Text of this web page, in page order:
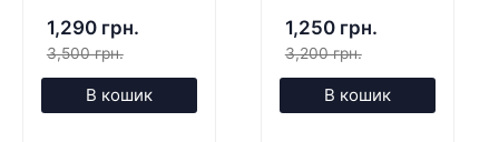
1,290 грн.
3,500 грн.
В кошик
1,250 грн.
3,200 грн.
В кошик